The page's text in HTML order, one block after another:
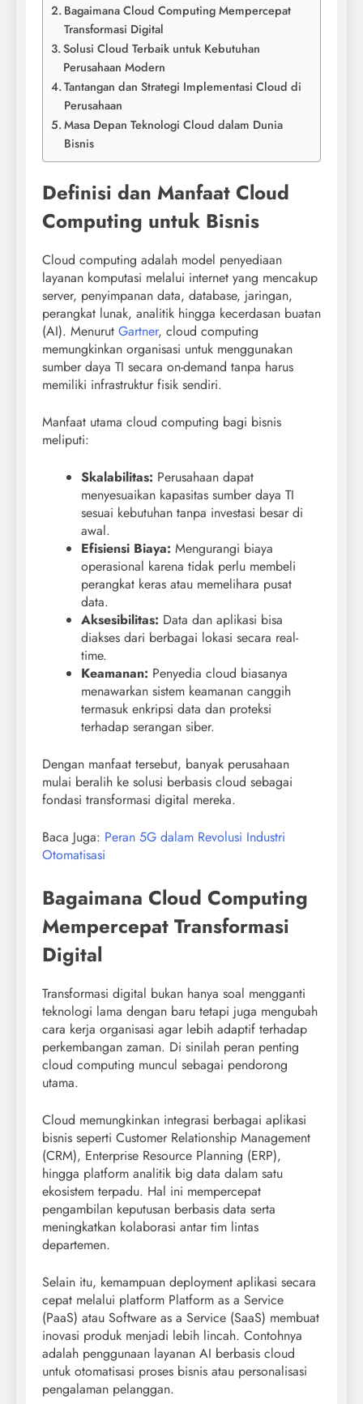
Bagaimana Cloud Computing Mempercepat
Transformasi Digital
Solusi Cloud Terbaik untuk Kebutuhan
Perusahaan Modern
Tantangan dan Strategi Implementasi Cloud di
Perusahaan
Masa Depan Teknologi Cloud dalam Dunia
Bisnis
Definisi dan Manfaat Cloud
Computing untuk Bisnis
Cloud computing adalah model penyediaan
layanan komputasi melalui internet yang mencakup
server, penyimpanan data, database, jaringan,
perangkat lunak, analitik hingga kecerdasan buatan
(AI). Menurut Gartner, cloud computing
memungkinkan organisasi untuk menggunakan
sumber daya TI secara on-demand tanpa harus
memiliki infrastruktur fisik sendiri.
Manfaat utama cloud computing bagi bisnis
meliputi:
Skalabilitas: Perusahaan dapat
menyesuaikan kapasitas sumber daya TI
sesuai kebutuhan tanpa investasi besar di
awal.
Efisiensi Biaya: Mengurangi biaya
operasional karena tidak perlu membeli
perangkat keras atau memelihara pusat
data.
Aksesibilitas: Data dan aplikasi bisa
diakses dari berbagai lokasi secara real-
time.
Keamanan: Penyedia cloud biasanya
menawarkan sistem keamanan canggih
termasuk enkripsi data dan proteksi
terhadap serangan siber.
Dengan manfaat tersebut, banyak perusahaan
mulai beralih ke solusi berbasis cloud sebagai
fondasi transformasi digital mereka.
Baca Juga: Peran 5G dalam Revolusi Industri
Otomatisasi
Bagaimana Cloud Computing
Mempercepat Transformasi
Digital
Transformasi digital bukan hanya soal mengganti
teknologi lama dengan baru tetapi juga mengubah
cara kerja organisasi agar lebih adaptif terhadap
perkembangan zaman. Di sinilah peran penting
cloud computing muncul sebagai pendorong
utama.
Cloud memungkinkan integrasi berbagai aplikasi
bisnis seperti Customer Relationship Management
(CRM), Enterprise Resource Planning (ERP),
hingga platform analitik big data dalam satu
ekosistem terpadu. Hal ini mempercepat
pengambilan keputusan berbasis data serta
meningkatkan kolaborasi antar tim lintas
departemen.
Selain itu, kemampuan deployment aplikasi secara
cepat melalui platform Platform as a Service
(PaaS) atau Software as a Service (SaaS) membuat
inovasi produk menjadi lebih lincah. Contohnya
adalah penggunaan layanan AI berbasis cloud
untuk otomatisasi proses bisnis atau personalisasi
pengalaman pelanggan.